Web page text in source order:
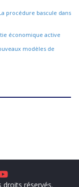
procédure bascule dans
économique active
modèles de
droits réservés.